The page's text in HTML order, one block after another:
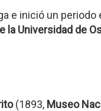
e inició un
la Universidad de
(1893, Museo